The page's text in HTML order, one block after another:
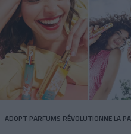
ADOPT PARFUMS RÉVOLUTIONNE LA